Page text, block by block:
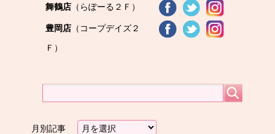
舞鶴店 （らぽーる２Ｆ）
豊岡店 （コープデイズ２
Ｆ）
月別記事